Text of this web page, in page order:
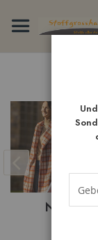
Inhalt
springen